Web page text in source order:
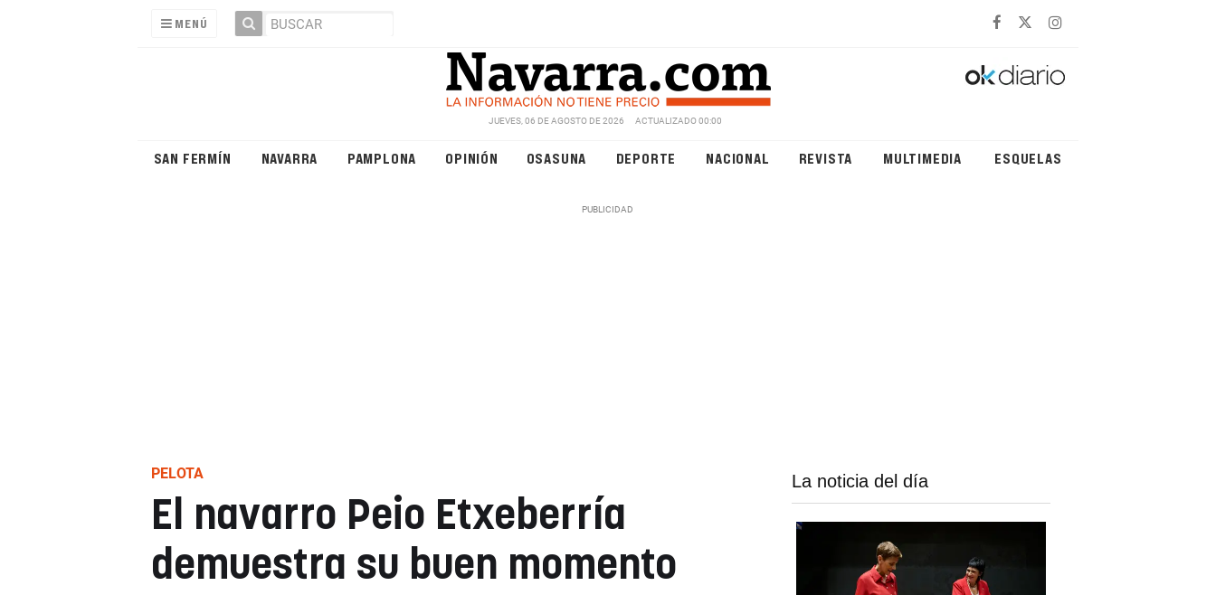
MENÚ
JUEVES, 06 DE AGOSTO DE 2026 ACTUALIZADO 00:00
SAN FERMÍN NAVARRA PAMPLONA OPINIÓN OSASUNA DEPORTE NACIONAL REVISTA MULTIMEDIA ESQUELAS
PELOTA
El navarro Peio Etxeberría
demuestra su buen momento
La noticia del día